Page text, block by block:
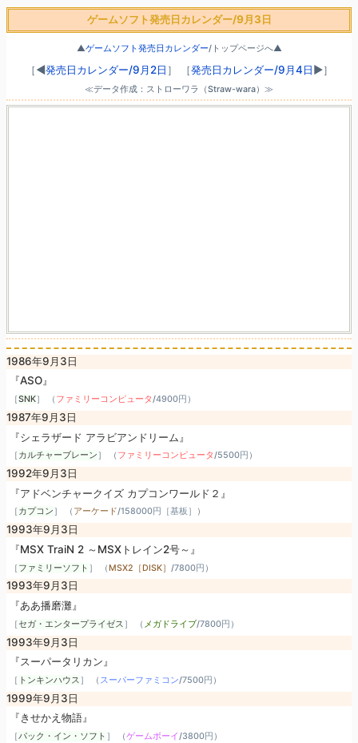
ゲームソフト発売日カレンダー/9月3日
▲ゲームソフト発売日カレンダー/トップページへ▲
［◀発売日カレンダー/9月2日 ］ ［発売日カレンダー/9月4日▶］
≪データ作成：ストローワラ（Straw-wara）≫
1986年9月3日
『ASO』
［SNK］ （ ファミリーコンピュータ/4900円 ）
1987年9月3日
『シェラザード アラビアンドリーム』
［カルチャーブレーン］ （ ファミリーコンピュータ/5500円 ）
1992年9月3日
『アドベンチャークイズ カプコンワールド２』
［カプコン］ （ アーケード/158000円［基板］ ）
1993年9月3日
『MSX TraiN 2 ～MSXトレイン2号～』
［ファミリーソフト ］ （MSX2［DISK］/7800円 ）
1993年9月3日
『ああ播磨灘』
［セガ・エンタープライゼス］ （ メガドライブ/7800円 ）
1993年9月3日
『スーパータリカン』
［ トンキンハウス］ （ スーパーファミコン/7500円 ）
1999年9月3日
『きせかえ物語』
［パック・イン・ソフト ］ （ゲームボーイ/3800円 ）